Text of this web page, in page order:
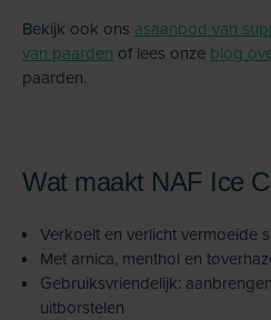
Bekijk ook ons asaanbod van
van paarden of lees onze blog
paarden.
Wat maakt NAF Ice
Verkoelt en verlicht vermoeide
Met arnica, menthol en
Gebruiksvriendelijk:
uitborstelen